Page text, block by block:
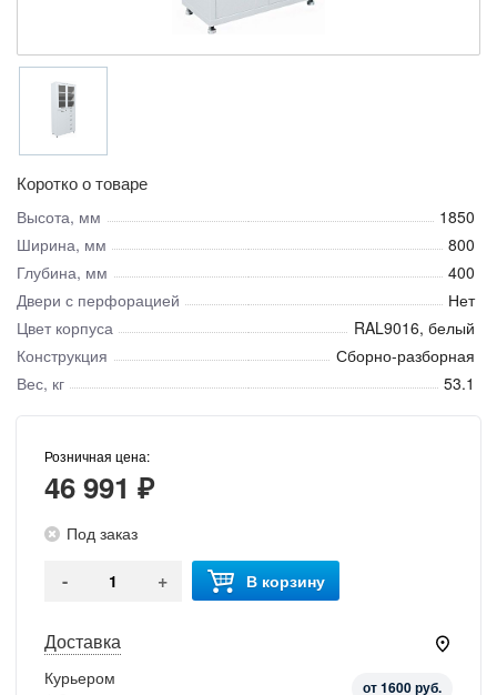
Коротко о товаре
Высота, мм
1850
Ширина, мм
800
Глубина, мм
400
Двери с перфорацией
Нет
Цвет корпуса
RAL9016, белый
Конструкция
Сборно-разборная
Вес, кг
53.1
Розничная цена:
46 991 ₽
Под заказ
- + В корзину
Доставка
Курьером
от 1600 руб.